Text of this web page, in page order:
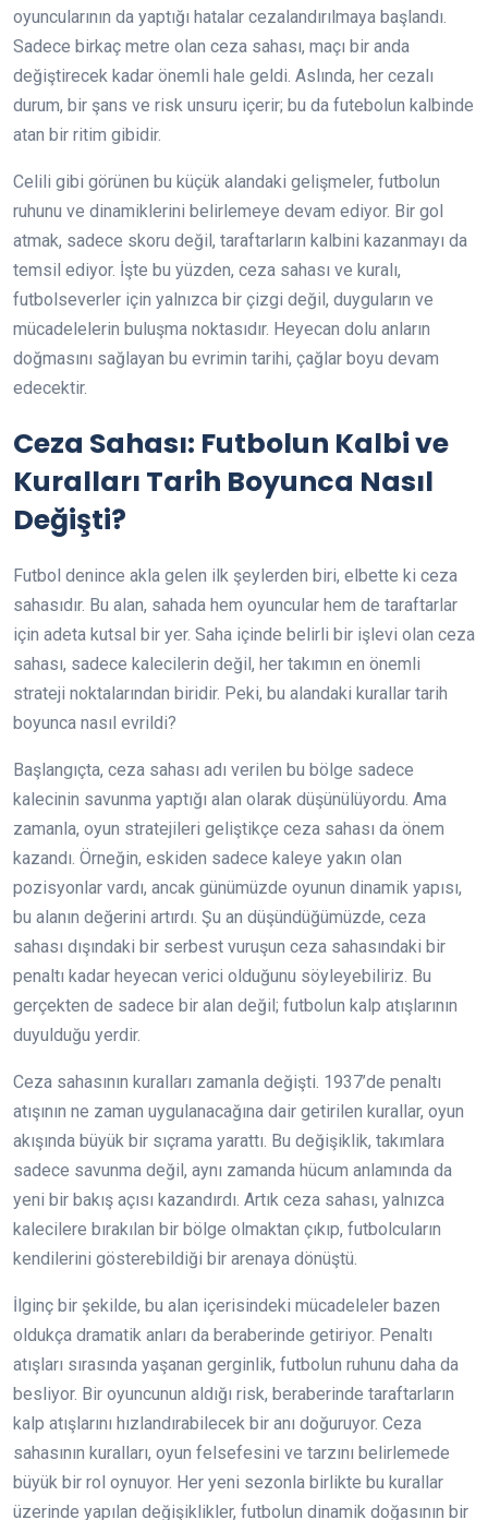
oyuncularının da yaptığı hatalar cezalandırılmaya başlandı.
Sadece birkaç metre olan ceza sahası, maçı bir anda
değiştirecek kadar önemli hale geldi. Aslında, her cezalı
durum, bir şans ve risk unsuru içerir; bu da futebolun kalbinde
atan bir ritim gibidir.
Celili gibi görünen bu küçük alandaki gelişmeler, futbolun
ruhunu ve dinamiklerini belirlemeye devam ediyor. Bir gol
atmak, sadece skoru değil, taraftarların kalbini kazanmayı da
temsil ediyor. İşte bu yüzden, ceza sahası ve kuralı,
futbolseverler için yalnızca bir çizgi değil, duyguların ve
mücadelelerin buluşma noktasıdır. Heyecan dolu anların
doğmasını sağlayan bu evrimin tarihi, çağlar boyu devam
edecektir.
Ceza Sahası: Futbolun Kalbi ve
Kuralları Tarih Boyunca Nasıl
Değişti?
Futbol denince akla gelen ilk şeylerden biri, elbette ki ceza
sahasıdır. Bu alan, sahada hem oyuncular hem de taraftarlar
için adeta kutsal bir yer. Saha içinde belirli bir işlevi olan ceza
sahası, sadece kalecilerin değil, her takımın en önemli
strateji noktalarından biridir. Peki, bu alandaki kurallar tarih
boyunca nasıl evrildi?
Başlangıçta, ceza sahası adı verilen bu bölge sadece
kalecinin savunma yaptığı alan olarak düşünülüyordu. Ama
zamanla, oyun stratejileri geliştikçe ceza sahası da önem
kazandı. Örneğin, eskiden sadece kaleye yakın olan
pozisyonlar vardı, ancak günümüzde oyunun dinamik yapısı,
bu alanın değerini artırdı. Şu an düşündüğümüzde, ceza
sahası dışındaki bir serbest vuruşun ceza sahasındaki bir
penaltı kadar heyecan verici olduğunu söyleyebiliriz. Bu
gerçekten de sadece bir alan değil; futbolun kalp atışlarının
duyulduğu yerdir.
Ceza sahasının kuralları zamanla değişti. 1937’de penaltı
atışının ne zaman uygulanacağına dair getirilen kurallar, oyun
akışında büyük bir sıçrama yarattı. Bu değişiklik, takımlara
sadece savunma değil, aynı zamanda hücum anlamında da
yeni bir bakış açısı kazandırdı. Artık ceza sahası, yalnızca
kalecilere bırakılan bir bölge olmaktan çıkıp, futbolcuların
kendilerini gösterebildiği bir arenaya dönüştü.
İlginç bir şekilde, bu alan içerisindeki mücadeleler bazen
oldukça dramatik anları da beraberinde getiriyor. Penaltı
atışları sırasında yaşanan gerginlik, futbolun ruhunu daha da
besliyor. Bir oyuncunun aldığı risk, beraberinde taraftarların
kalp atışlarını hızlandırabilecek bir anı doğuruyor. Ceza
sahasının kuralları, oyun felsefesini ve tarzını belirlemede
büyük bir rol oynuyor. Her yeni sezonla birlikte bu kurallar
üzerinde yapılan değişiklikler, futbolun dinamik doğasının bir